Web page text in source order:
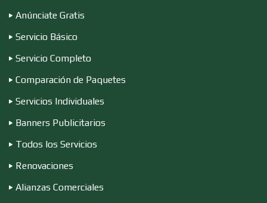
Conferencias Empresariales
Construcciones en General
Contadores
Control de Plagas
Anúnciate Gratis
Servicio Básico
Servicio Completo
Comparación de Paquetes
Servicios Individuales
Banners Publicitarios
Todos los Servicios
Renovaciones
Alianzas Comerciales